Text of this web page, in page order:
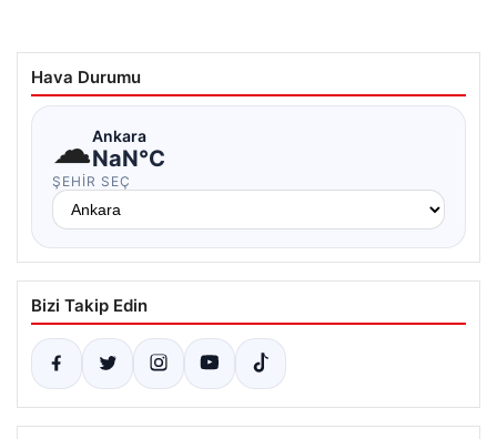
Hava Durumu
☁Ankara
NaN°C
ŞEHIR SEÇ
Bizi Takip Edin